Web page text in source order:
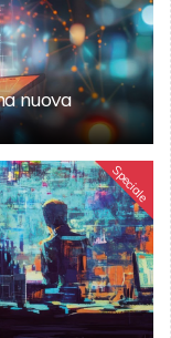
nuova
Speciale